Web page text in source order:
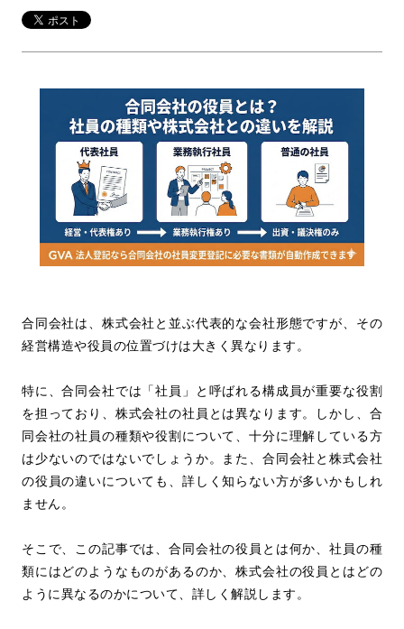
合同会社は、株式会社と並ぶ代表的な会社形態ですが、その
経営構造や役員の位置づけは大きく異なります。
特に、合同会社では「社員」と呼ばれる構成員が重要な役割
を担っており、株式会社の社員とは異なります。しかし、合
同会社の社員の種類や役割について、十分に理解している方
は少ないのではないでしょうか。また、合同会社と株式会社
の役員の違いについても、詳しく知らない方が多いかもしれ
ません。
そこで、この記事では、合同会社の役員とは何か、社員の種
類にはどのようなものがあるのか、株式会社の役員とはどの
ように異なるのかについて、詳しく解説します。